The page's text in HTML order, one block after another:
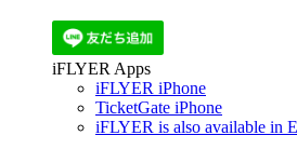
iFLYER Apps
iFLYER iPhone
TicketGate iPhone
iFLYER is also available in